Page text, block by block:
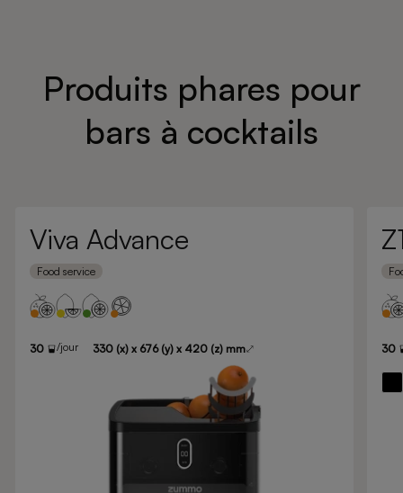
Produits phares pour
bars à cocktails
Viva Advance
Food service
30 /jour 330 (x) x 676 (y) x 420 (z) mm 30